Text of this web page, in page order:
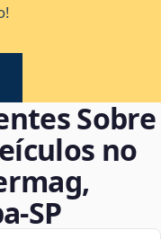
Sobre
no